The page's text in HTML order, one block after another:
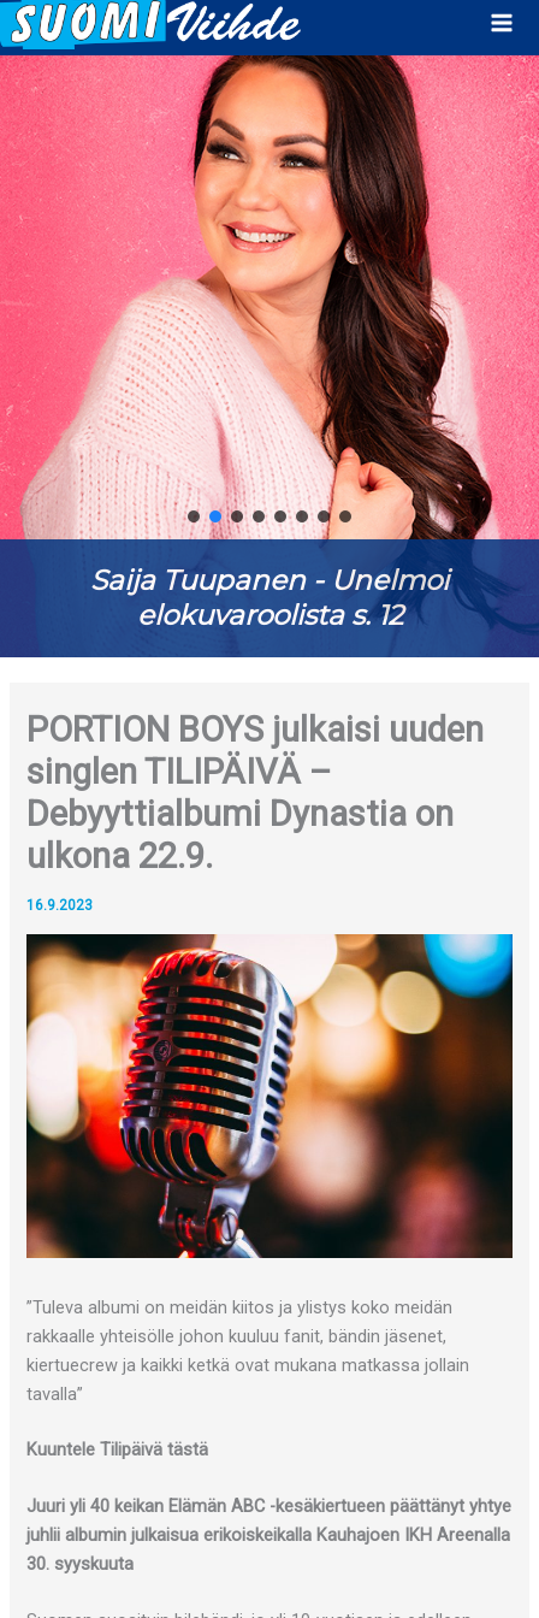
Saija Tuupanen - Unelmoi
elokuvaroolista s. 12
PORTION BOYS julkaisi uuden
singlen TILIPÄIVÄ –
Debyyttialbumi Dynastia on
ulkona 22.9.
16.9.2023
”Tuleva albumi on meidän kiitos ja ylistys koko meidän
rakkaalle yhteisölle johon kuuluu fanit, bändin jäsenet,
kiertuecrew ja kaikki ketkä ovat mukana matkassa jollain
tavalla”
Kuuntele Tilipäivä tästä
Juuri yli 40 keikan Elämän ABC -kesäkiertueen päättänyt yhtye
juhlii albumin julkaisua erikoiskeikalla Kauhajoen IKH Areenalla
30. syyskuuta